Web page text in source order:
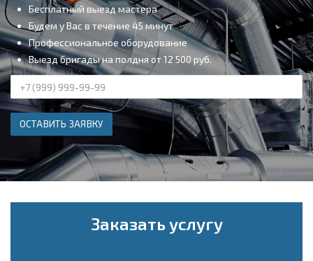
Бесплатный выезд мастера
Будем у Вас в течение 45 минут
Профессиональное оборудование
Выезд бригады на полдня от 12 500 руб.
ОСТАВИТЬ ЗАЯВКУ
Заказать услугу